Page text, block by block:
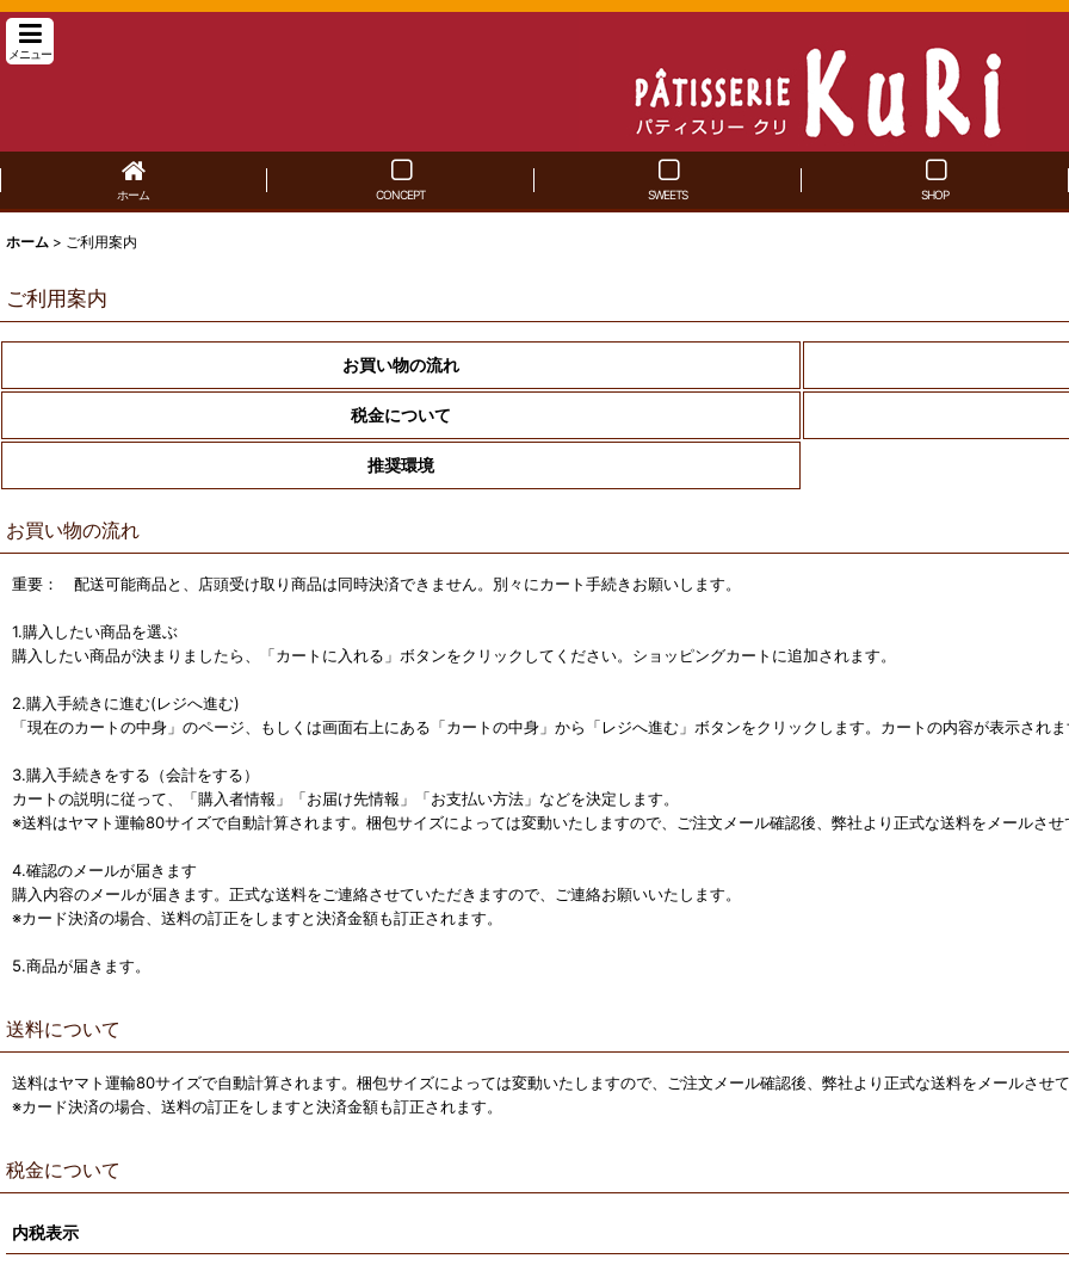
メニュー
ホーム CONCEPT SWEETS SHOP
ホーム > ご利用案内
ご利用案内
お買い物の流れ
税金について
推奨環境
お買い物の流れ
重要： 配送可能商品と、店頭受け取り商品は同時決済できません。別々にカート手続きお願いします。
1.購入したい商品を選ぶ
購入したい商品が決まりましたら、「カートに入れる」ボタンをクリックしてください。ショッピングカートに追加されます。
2.購入手続きに進む(レジへ進む)
「現在のカートの中身」のページ、もしくは画面右上にある「カートの中身」から「レジへ進む」ボタンをクリックします。カートの内容が表示されま
3.購入手続きをする（会計をする）
カートの説明に従って、「購入者情報」「お届け先情報」「お支払い方法」などを決定します。
※送料はヤマト運輸80サイズで自動計算されます。梱包サイズによっては変動いたしますので、ご注文メール確認後、弊社より正式な送料をメールさせ
4.確認のメールが届きます
購入内容のメールが届きます。正式な送料をご連絡させていただきますので、ご連絡お願いいたします。
※カード決済の場合、送料の訂正をしますと決済金額も訂正されます。
5.商品が届きます。
送料について
送料はヤマト運輸80サイズで自動計算されます。梱包サイズによっては変動いたしますので、ご注文メール確認後、弊社より正式な送料をメールさせて
※カード決済の場合、送料の訂正をしますと決済金額も訂正されます。
税金について
内税表示